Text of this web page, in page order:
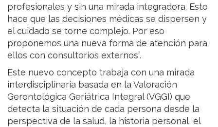
profesionales y sin una mirada integradora. Esto
hace que las decisiones médicas se dispersen y
el cuidado se torne complejo. Por eso
proponemos una nueva forma de atención para
ellos con consultorios externos”.
Este nuevo concepto trabaja con una mirada
interdisciplinaria basada en la Valoración
Gerontológica Geriátrica Integral (VGGI) que
detecta la situación de cada persona desde la
perspectiva de la salud, la historia personal, el